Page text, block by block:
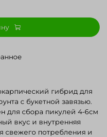
гибрид для
с букетной завязью.
для сбора пикулей 4-6см
вкус и внутренняя
свежего потребления и